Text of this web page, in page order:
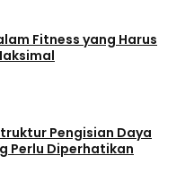
Fitness yang Harus
Pengisian Daya
Perlu Diperhatikan